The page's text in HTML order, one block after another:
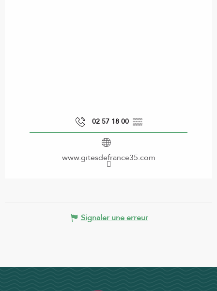
02 57 18 00 ▒▒
www.gitesdefrance35.com
Signaler une erreur